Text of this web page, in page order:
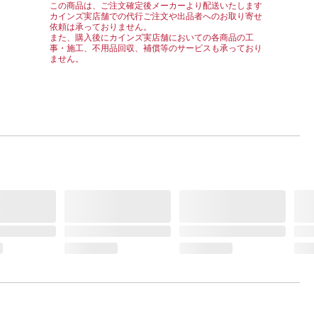
この商品は、ご注文確定後メーカーより配送いたします
カインズ実店舗での代行ご注文や出品者へのお取り寄せ
依頼は承っておりません。
また、購入後にカインズ実店舗においての各商品の工
事・施工、不用品回収、補償等のサービスも承っており
ません。